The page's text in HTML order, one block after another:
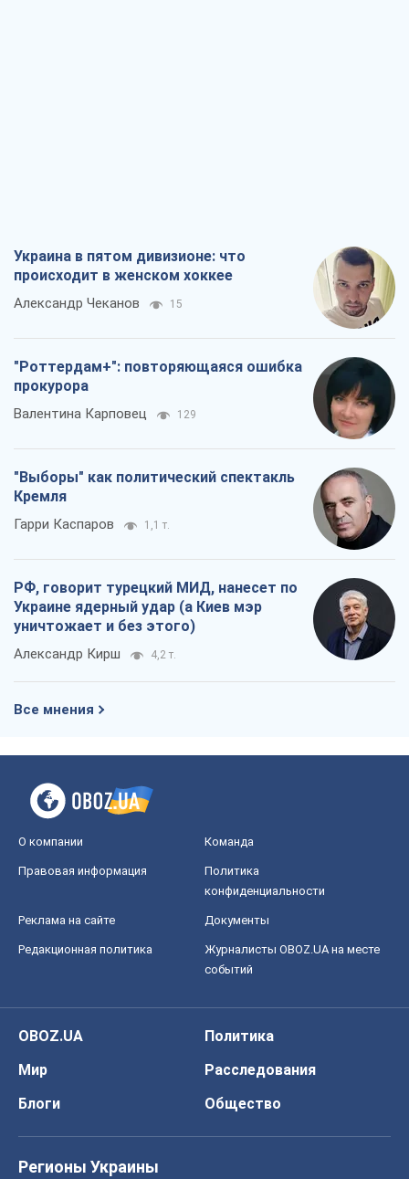
Украина в пятом дивизионе: что
происходит в женском хоккее
Александр Чеканов 15
"Роттердам+": повторяющаяся ошибка
прокурора
Валентина Карповец 129
"Выборы" как политический спектакль
Кремля
Гарри Каспаров 1,1 т.
РФ, говорит турецкий МИД, нанесет по
Украине ядерный удар (а Киев мэр
уничтожает и без этого)
Александр Кирш 4,2 т.
Все мнения
О компании Команда
Правовая информация
Политика
конфиденциальности
Реклама на сайте Документы
Редакционная политика
Журналисты OBOZ.UA на месте
событий
OBOZ.UA
Политика
Мир
Расследования
Блоги
Общество
Регионы Украины